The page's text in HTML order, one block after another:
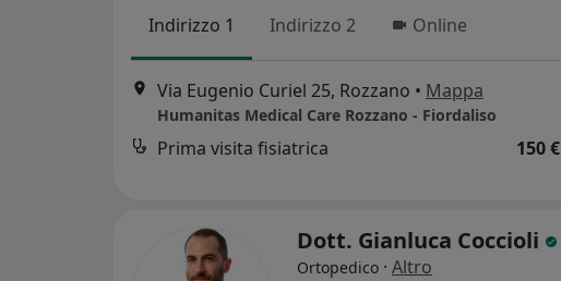
Indirizzo 1 Indirizzo 2 Online
Via Eugenio Curiel 25, Rozzano • Mappa
Humanitas Medical Care Rozzano - Fiordaliso
Prima visita fisiatrica 150 €
Dott. Gianluca Coccioli
Ortopedico · Altro